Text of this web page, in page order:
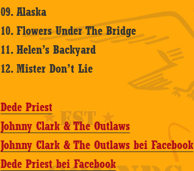
09. Alaska
10. Flowers Under The Bridge
11. Helen’s Backyard
12. Mister Don’t Lie
Dede Priest
Johnny Clark & The Outlaws
Johnny Clark & The Outlaws bei Facebook
Dede Priest bei Facebook